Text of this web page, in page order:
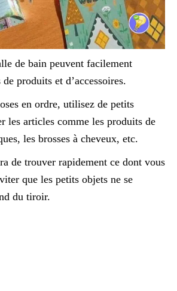
de bain peuvent facilement
produits et d’accessoires.
en ordre, utilisez de petits
les articles comme les produits de
les brosses à cheveux, etc.
de trouver rapidement ce dont vous
que les petits objets ne se
du tiroir.